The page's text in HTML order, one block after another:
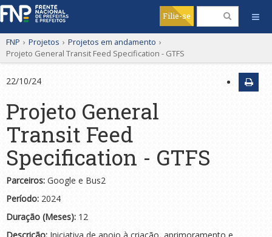
Filie-se
FNP › Projetos › Projetos em andamento ›
Projeto General Transit Feed Specification - GTFS
22/10/24
Projeto General
Transit Feed
Specification - GTFS
Parceiros: Google e Bus2
Período: 2024
Duração (Meses): 12